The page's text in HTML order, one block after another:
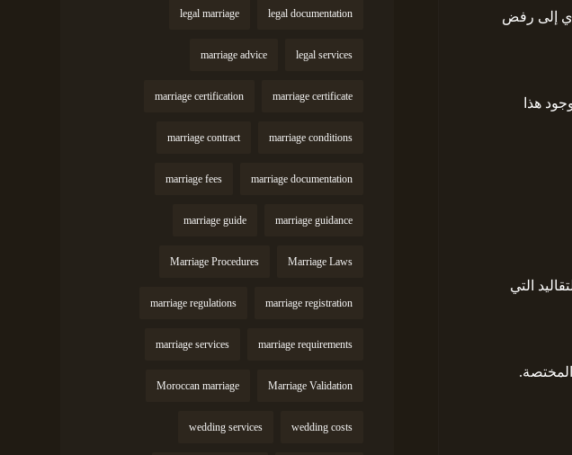
إلى رفض
هذا
التي
legal documentation
legal marriage
legal services
marriage advice
marriage certificate
marriage certification
marriage conditions
marriage contract
marriage documentation
marriage fees
marriage guidance
marriage guide
Marriage Laws
Marriage Procedures
marriage registration
marriage regulations
marriage requirements
marriage services
Marriage Validation
Moroccan marriage
wedding costs
wedding services